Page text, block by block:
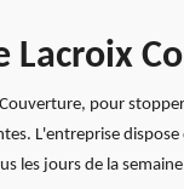
Lacroix
pour
L'entreprise dispose
jours de la